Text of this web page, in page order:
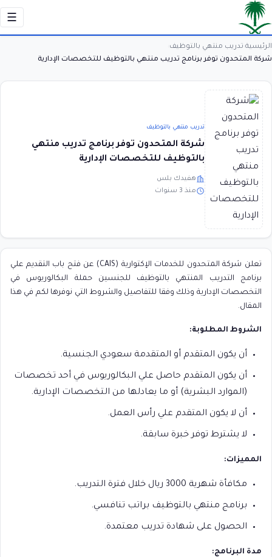
☰
الرئيسية تدريب منتهي بالتوظيف
شركة المتحدون توفر برنامج تدريب منتهي بالتوظيف للتخصصات الإدارية
تدريب منتهي بالتوظيف
شركة المتحدون توفر برنامج تدريب منتهي
بالتوظيف للتخصصات الإدارية
هفيدك بلس
منذ 3 سنوات
تعلن شركة المتحدون للخدمات الإكتوارية (CAIS) عن فتح باب التقديم علي
برنامج التدريب المنتهي بالتوظيف للجنسين حملة البكالوريوس في
التخصصات الإدارية وذلك وفقا للتفاصيل والشروط التي نوفرها لكم في هذا
المقال.
الشروط المطلوبة:
أن يكون المتقدم أو المتقدمة سعودي الجنسية.
أن يكون المتقدم حاصل علي البكالوريوس في أحد تخصصات
(الموارد البشرية) أو ما يعادلها من التخصصات الإدارية.
أن لا يكون المتقدم علي رأس العمل.
لا يشترط توفر خبرة سابقة.
المميزات:
مكافأة شهرية 3000 ريال خلال فترة التدريب.
برنامج منتهي بالتوظيف براتب تنافسي.
الحصول على شهادة تدريب معتمدة.
مدة البرنامج: